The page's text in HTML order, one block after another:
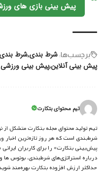
پیش بینی بازی های
برچسب‌‌ها: شرط بندیشرط بندی
پیش بینی آنلاینپیش بینی ورزشی
تیم محتوای بتکارت
تیم تولید محتوای مجله بتکارت متشکل از
شرط‌بندی است که هر روز تازه‌ترین اخبار
پیش‌بینی بتکارت» را برای کاربران
درباره استراتژی‌های شرطبندی، بونوس ها
حداکثر ارزش افزوده بتکارت بهره‌مند